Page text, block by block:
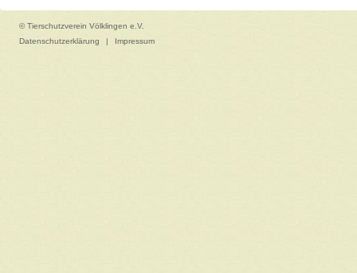
© Tierschutzverein Völklingen e.V.
Datenschutzerklärung
| Impressum